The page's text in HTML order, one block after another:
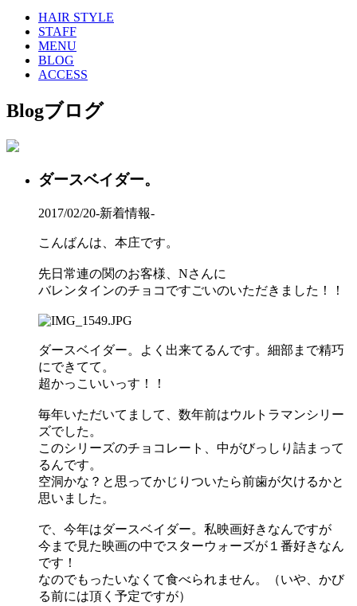
HAIR STYLE
STAFF
MENU
BLOG
ACCESS
Blogブログ
ダースベイダー。
2017/02/20-新着情報-
こんばんは、本庄です。
先日常連の関のお客様、Nさんに
バレンタインのチョコですごいのいただきました！！
ダースベイダー。よく出来てるんです。細部まで精巧
にできてて。
超かっこいいっす！！
毎年いただいてまして、数年前はウルトラマンシリー
ズでした。
このシリーズのチョコレート、中がびっしり詰まって
るんです。
空洞かな？と思ってかじりついたら前歯が欠けるかと
思いました。
で、今年はダースベイダー。私映画好きなんですが
今まで見た映画の中でスターウォーズが１番好きなん
です！
なのでもったいなくて食べられません。（いや、かび
る前には頂く予定ですが）